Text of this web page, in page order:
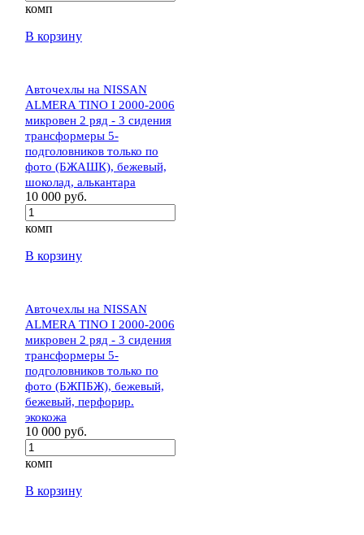
комп
В корзину
Авточехлы на NISSAN
ALMERA TINO I 2000-2006
микровен 2 ряд - 3 сидения
трансформеры 5-
подголовников только по
фото (БЖАШК), бежевый,
шоколад, алькантара
10 000 руб.
комп
В корзину
Авточехлы на NISSAN
ALMERA TINO I 2000-2006
микровен 2 ряд - 3 сидения
трансформеры 5-
подголовников только по
фото (БЖПБЖ), бежевый,
бежевый, перфорир.
экокожа
10 000 руб.
комп
В корзину